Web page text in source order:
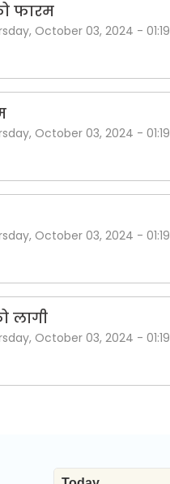
फारम
October 03, 2024 - 01:19
October 03, 2024 - 01:19
October 03, 2024 - 01:19
लागी
October 03, 2024 - 01:19